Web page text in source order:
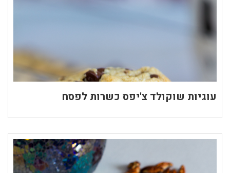
עוגיות שוקולד צ'יפס כשרות לפסח